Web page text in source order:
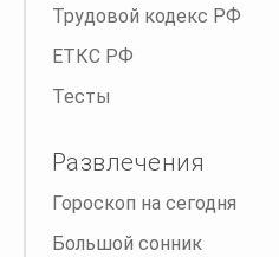
Трудовой кодекс РФ
ЕТКС РФ
Тесты
Развлечения
Гороскоп на сегодня
Большой сонник